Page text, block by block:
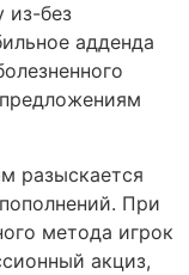
из-без
адденда
разыскается
При
метода игрок
акциз,